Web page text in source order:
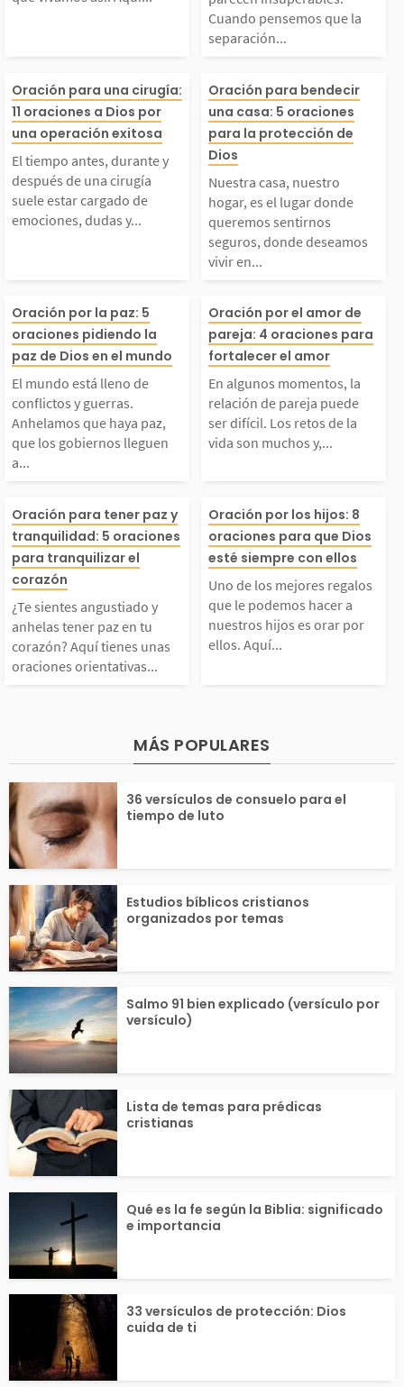
que vivamos así.
encontrarás algu
oraciones orientat
que te ayudarán
Cuando
la separación
ica respuesta,
s recordar que
ios no...
Cuando pensemos que la
separación...
tiempo antes, dura
y después de una c
suele estar car
de emociones, d
y ansiedad. Grac
a Dios por su pres
porque podemo
contar...
Oración para una cirugía:
11 oraciones a Dios por
una operación exitosa
El tiempo antes, durante y
después de una cirugía
suele estar cargado de
emociones, dudas y...
Nuestra casa,
hogar, es el
de queremos
seguros, donde
mos vivir en
uestra familia.
s el único que
uidar...
Oración para bendecir
una casa: 5 oraciones
para la protección de
Dios
Nuestra casa, nuestro
hogar, es el lugar donde
queremos sentirnos
seguros, donde deseamos
vivir en...
mundo está lleno d
conflictos y guerras.
que haya p
que los gobiernos l
a acuerdos y q
todas las naciones
traten con respeto
Oración por la paz: 5
oraciones pidiendo la
paz de Dios en el mundo
El mundo está lleno de
conflictos y guerras.
Anhelamos que haya paz,
que los gobiernos lleguen
a...
En algunos
la relación de
puede ser
retos de la
uchos y, como
debemos
arlos juntos. A
con...
Oración por el amor de
pareja: 4 oraciones para
fortalecer el amor
En algunos momentos, la
relación de pareja puede
ser difícil. Los retos de la
vida son muchos y,...
sientes angustiad
y anhelas tener paz
tu corazón? Aquí ti
unas oraciones o
a acercarte a D
en los momentos...
Oración para tener paz y
tranquilidad: 5 oraciones
para tranquilizar el
corazón
¿Te sientes angustiado y
anhelas tener paz en tu
corazón? Aquí tienes unas
oraciones orientativas...
Uno de los
galos que le
hacer a
es orar por
raciones que te
rán a
Oración por los hijos: 8
oraciones para que Dios
esté siempre con ellos
Uno de los mejores regalos
que le podemos hacer a
nuestros hijos es orar por
ellos. Aquí...
MÁS POPULARES
36 versículos de consuelo para el
tiempo de luto
Estudios bíblicos cristianos
organizados por temas
Salmo 91 bien explicado (versículo por
versículo)
Lista de temas para prédicas
cristianas
Qué es la fe según la Biblia: significado
e importancia
33 versículos de protección: Dios
cuida de ti